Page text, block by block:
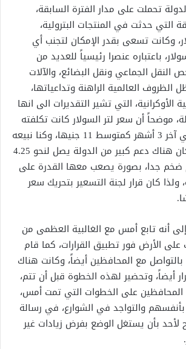
تحملت على مدار الفترة السابقة،
التي حدثت في المنتجات البترولية،
وكانت تسعى بقدر الإمكان لتجنب أي
باعتباره عنصرا رئيسياً للعديد من
النقل الجماعي ونقل البضائع، والآلات
الظروف العالمية الراهنة وتداعياتها،
الأوكرانية، التي تشير التقديرات الى انها
موضحاً أن سعر لتر السولار كانت تكلفته
على الدولة بلغت في آخر 3 أشهر كمتوسط 11 جنيها، وكنا نبيعه
بسعر 6.75 جنيه، فكان هناك دعم كبير من الدولة يصل لنحو 4.25
ضخم جدا، بصورة يصعب معها القدرة على
ولذا كان قرار لجنة التسعير بتحريك سعر
إلى أنه تابع أمس مع الغالبية العظمى من
الأرض فور تطبيق القرارات، كما قام
بالتواصل مع المحافظين أيضاً، وكانت هناك
أيضاً، وتحضير لهذه الخطوة قبل أن تتم،
المحافظين على الخطوات التي تمت أمس،
والتواجد في الشوارع، في رسالة
لأحد بأن يستغل الوضع بفرض زيادات غير